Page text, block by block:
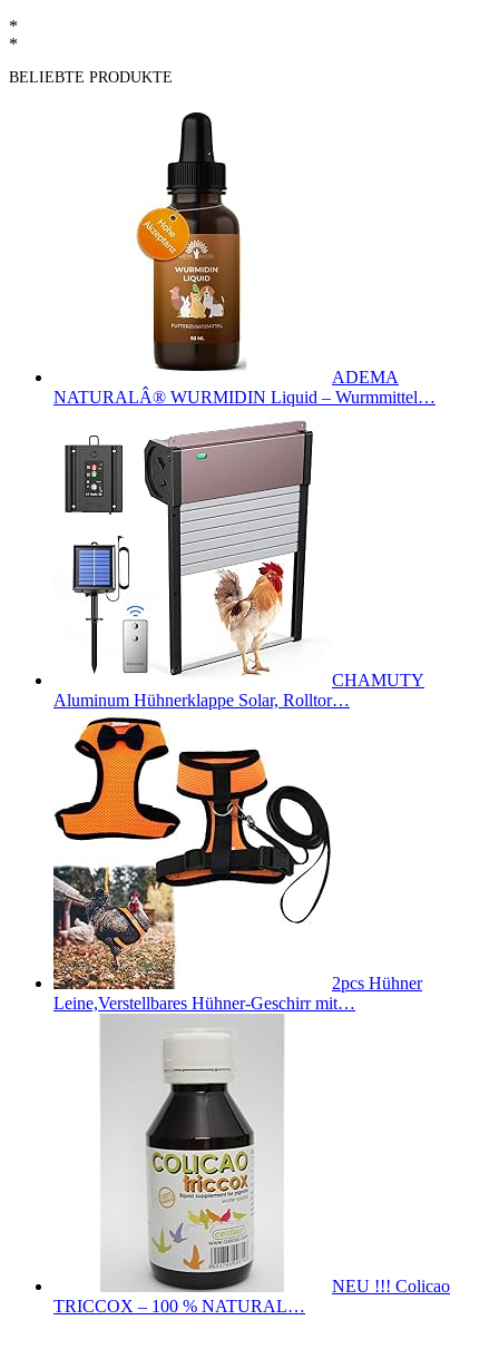
*
*
BELIEBTE PRODUKTE
ADEMA
NATURALÂ® WURMIDIN Liquid – Wurmmittel…
CHAMUTY
Aluminum Hühnerklappe Solar, Rolltor…
2pcs Hühner
Leine,Verstellbares Hühner-Geschirr mit…
NEU !!! Colicao
TRICCOX – 100 % NATURAL…